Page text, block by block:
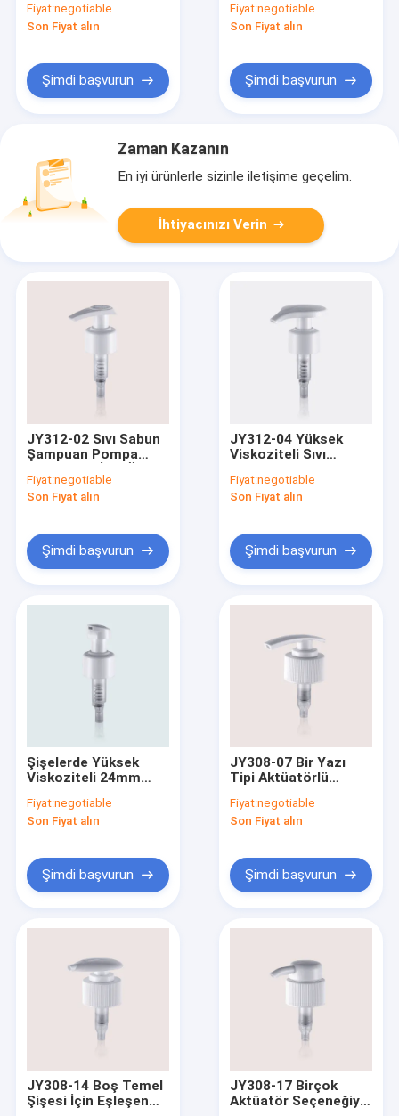
Ürün:% s
Fabrika turu
Kalite kontrol
Kafası / Losyon
Pompaları
Fiyat:negotiable
Son Fiyat alın
Şimdi başvurun
JY308-18 PP Plastik
Losyon Pompası
Fiyat:negotiable
Son Fiyat alın
Şimdi başvurun
Zaman Kazanın
En iyi ürünlerle sizinle iletişime geçelim.
İhtiyacınızı Verin
JY312-02 Sıvı Sabun
Şampuan Pompa
Tasarım Losyon
Pompa Üstü
Fiyat:negotiable
Son Fiyat alın
Şimdi başvurun
JY312-04 Yüksek
Viskoziteli Sıvı
Pompası 1.2cc Çıkışlı
Mat Aktüatör
Fiyat:negotiable
Son Fiyat alın
Şimdi başvurun
Şişelerde Yüksek
Viskoziteli 24mm
Vidalı JY312-10 PP
Plastik Losyon
Fiyat:negotiable
Son Fiyat alın
Şimdi başvurun
JY308-07 Bir Yazı
Tipi Aktüatörlü
Pompası / Pürüzsüz
Plastik Losyon
Fiyat:negotiable
Son Fiyat alın
Şimdi başvurun
JY308-14 Boş Temel
Şişesi İçin Eşleşen
JY308-17 Birçok
Aktüatör Seçeneğiyle